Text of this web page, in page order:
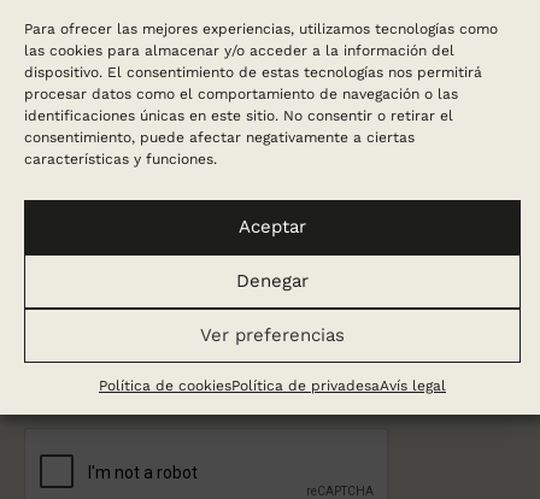
Para ofrecer las mejores experiencias, utilizamos tecnologías como
las cookies para almacenar y/o acceder a la información del
dispositivo. El consentimiento de estas tecnologías nos permitirá
procesar datos como el comportamiento de navegación o las
identificaciones únicas en este sitio. No consentir o retirar el
consentimiento, puede afectar negativamente a ciertas
características y funciones.
Aceptar
Denegar
Ver preferencias
Política de cookiesPolítica de privadesaAvís legal
Email*
Sí, vull que em truquin
He llegit i accepto lapolítica de privadesa